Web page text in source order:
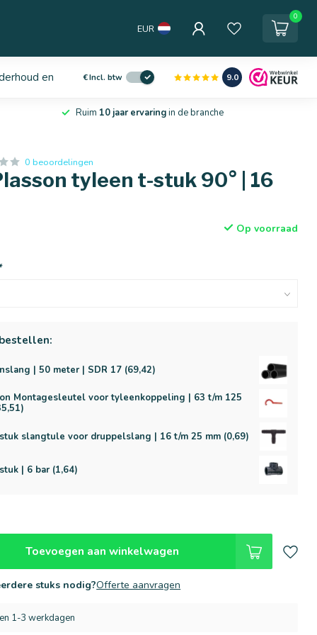
EUR
0
en service
€Incl. btw 9.0
Ruim 10 jaar ervaringin de branche
0 beoordelingen
tyleen t-stuk 90° | 16
Op voorraad
| 50 meter | SDR 17 (69,42)
Montagesleutel voor tyleenkoppeling | 63 t/m 125
slangtule voor druppelslang | 16 t/m 25 mm (0,69)
| 6 bar (1,64)
Toevoegen aan winkelwagen
stuks nodig?Offerte aanvragen
1-3 werkdagen